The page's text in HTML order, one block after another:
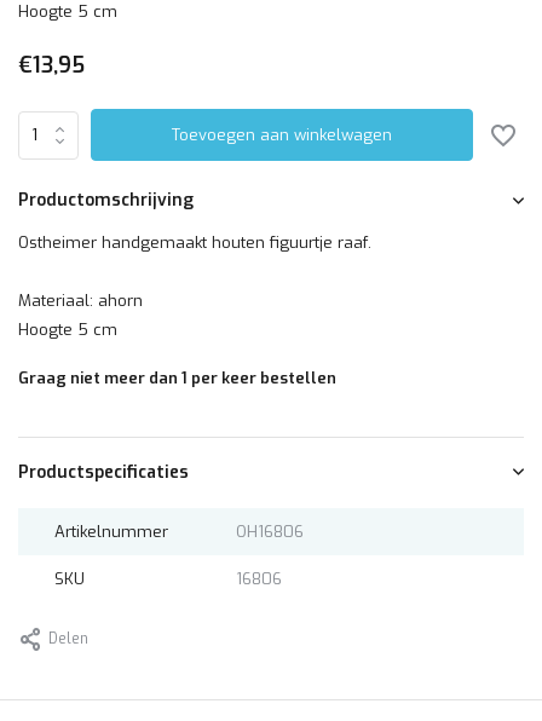
Hoogte 5 cm
€13,95
Toevoegen aan winkelwagen
Productomschrijving
Ostheimer handgemaakt houten figuurtje raaf.
Materiaal: ahorn
Hoogte 5 cm
Graag niet meer dan 1 per keer bestellen
Productspecificaties
Artikelnummer OH16806
SKU 16806
Delen